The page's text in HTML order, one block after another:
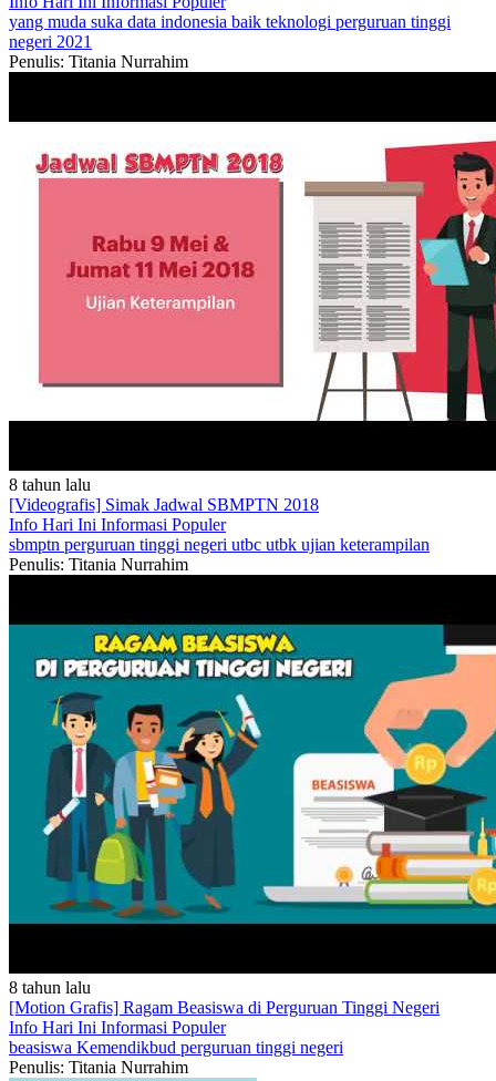
yang muda suka data indonesia baik teknologi perguruan tinggi
negeri 2021
Penulis: Titania Nurrahim
8 tahun lalu
[Videografis] Simak Jadwal SBMPTN 2018
Info Hari Ini Informasi Populer
sbmptn perguruan tinggi negeri utbc utbk ujian keterampilan
Penulis: Titania Nurrahim
8 tahun lalu
[Motion Grafis] Ragam Beasiswa di Perguruan Tinggi Negeri
Info Hari Ini Informasi Populer
beasiswa Kemendikbud perguruan tinggi negeri
Penulis: Titania Nurrahim